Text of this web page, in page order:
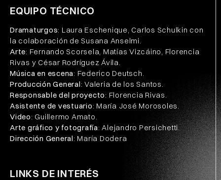
EQUIPO TÉCNICO
Dramaturgos: Laura Eschenique, Carlos Schulkin con
la colaboración de Susana Anselmi.
Arte: Fernando Scorsela, Matías Vizcáino, Florencia
Rivas y César Rodríguez Ávila.
Música en escena: Federico Deutsch.
Producción General: Valeria de los Santos.
Responsable del proyecto: Florencia Rivas.
Asistente de vestuario: María José Morosoles.
Video: Guillermo Amato.
Arte gráfico y fotografía: Alejandro Persichetti.
Dirección General: María Dodera
LINKS DE INTERÉS